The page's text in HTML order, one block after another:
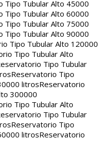
Tipo Tubular Alto 45000
Tipo Tubular Alto 60000
Tipo Tubular Alto 75000
Tipo Tubular Alto 90000
Tipo Tubular Alto 120000
Tipo Tubular Alto
Tipo Tubular
Reservatorio Tipo
litrosReservatorio
300000
Tipo Tubular Alto
Tipo Tubular
Reservatorio Tipo
litrosReservatorio